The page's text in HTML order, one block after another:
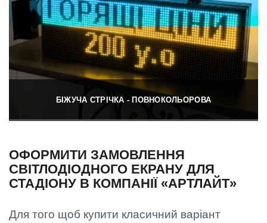
БІЖУЧА СТРІЧКА - ПОВНОКОЛЬОРОВА
ОФОРМИТИ ЗАМОВЛЕННЯ
СВІТЛОДІОДНОГО ЕКРАНУ ДЛЯ
СТАДІОНУ В КОМПАНІЇ «АРТЛАЙТ»
Для того щоб купити класичний варіант